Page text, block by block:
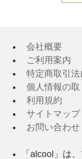
会社概要
ご利用案内
特定商取引
個人情報の
利用規約
サイトマップ
お問い合わせ
「alcool」は